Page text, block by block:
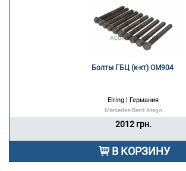
Болты ГБЦ (к-кт) OM904
Elring | Германия
Mercedes-Benz Atego
2012 грн.
В КОРЗИНУ